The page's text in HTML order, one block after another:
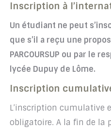
Inscription à
Un étudiant ne peut
que s’il a reçu une
PARCOURSUP ou par le
lycée Dupuy de Lôme.
Inscription
L’inscription cumulative
obligatoire. A la fin de la